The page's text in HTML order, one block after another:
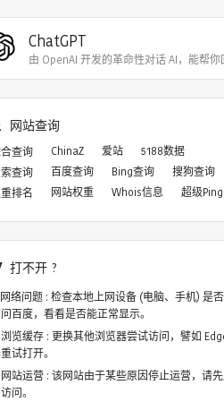
ChatGPT
由 OpenAI 开发的革命性对话 AI，能帮你
网站查询
查询 ChinaZ 爱站
5188数据
查询
百度查询 Bing查询
搜狗查询
排名
网站权重 Whois信息 超级Ping
打不开 ?
网络问题 : 检查本地上网设备 (电脑、手机) 是
百度，看看是否能正常显示。
浏览缓存 : 更换其他浏览器尝试访问，譬如
试打开。
网站运营 : 该网站由于某些原因停止运营，请
问。